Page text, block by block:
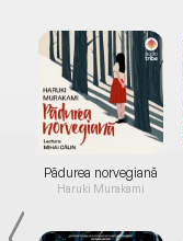
Pădurea norvegiană
Haruki Murakami